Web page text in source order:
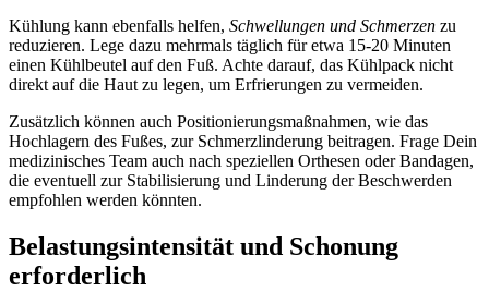
Kühlung kann ebenfalls helfen, Schwellungen und Schmerzen zu
reduzieren. Lege dazu mehrmals täglich für etwa 15-20 Minuten
einen Kühlbeutel auf den Fuß. Achte darauf, das Kühlpack nicht
direkt auf die Haut zu legen, um Erfrierungen zu vermeiden.
Zusätzlich können auch Positionierungsmaßnahmen, wie das
Hochlagern des Fußes, zur Schmerzlinderung beitragen. Frage Dein
medizinisches Team auch nach speziellen Orthesen oder Bandagen,
die eventuell zur Stabilisierung und Linderung der Beschwerden
empfohlen werden könnten.
Belastungsintensität und Schonung
erforderlich